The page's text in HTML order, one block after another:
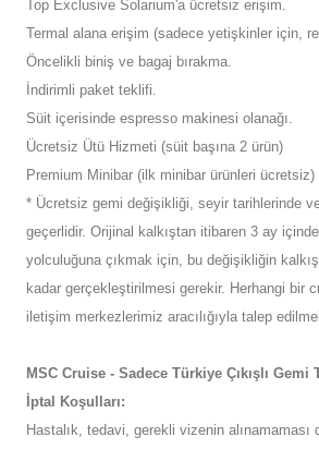
Top Exclusive Solarium'a ücretsiz erişim.
Termal alana erişim (sadece yetişkinler için,
Öncelikli biniş ve bagaj bırakma.
İndirimli paket teklifi.
Süit içerisinde espresso makinesi olanağı.
Ücretsiz Ütü Hizmeti (süit başına 2 ürün)
Premium Minibar (ilk minibar ürünleri ücretsiz)
* Ücretsiz gemi değişikliği, seyir tarihlerinde
geçerlidir. Orijinal kalkıştan itibaren 3 ay
yolculuğuna çıkmak için, bu değişikliğin
kadar gerçekleştirilmesi gerekir. Herhangi bir
iletişim merkezlerimiz aracılığıyla talep
MSC Cruise - Sadece Türkiye Çıkışlı Gemi
İptal Koşulları:
Hastalık, tedavi, gerekli vizenin alınamaması